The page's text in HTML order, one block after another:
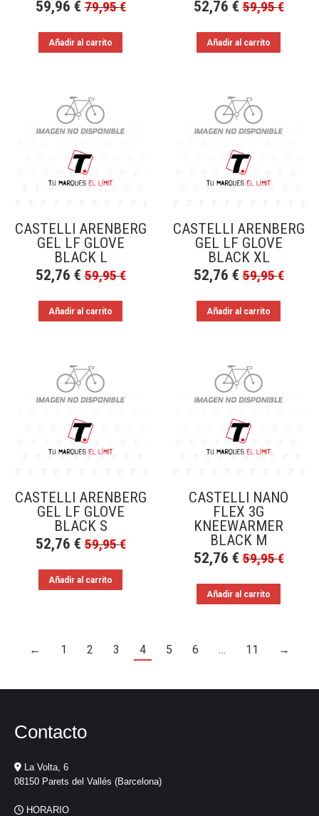
59,96 € 79,95€
Añadir al carrito
52,76 € 59,95€
Añadir al carrito
CASTELLI ARENBERG
GEL LF GLOVE
BLACK L
52,76 € 59,95€
Añadir al carrito
CASTELLI ARENBERG
GEL LF GLOVE
BLACK XL
52,76 € 59,95€
Añadir al carrito
CASTELLI ARENBERG
GEL LF GLOVE
BLACK S
52,76 € 59,95€
Añadir al carrito
CASTELLI NANO
FLEX 3G
KNEEWARMER
BLACK M
52,76 € 59,95€
Añadir al carrito
← 1 2 3 4 5 6 … 11 →
Contacto
La Volta, 6
08150 Parets del Vallés (Barcelona)
HORARIO